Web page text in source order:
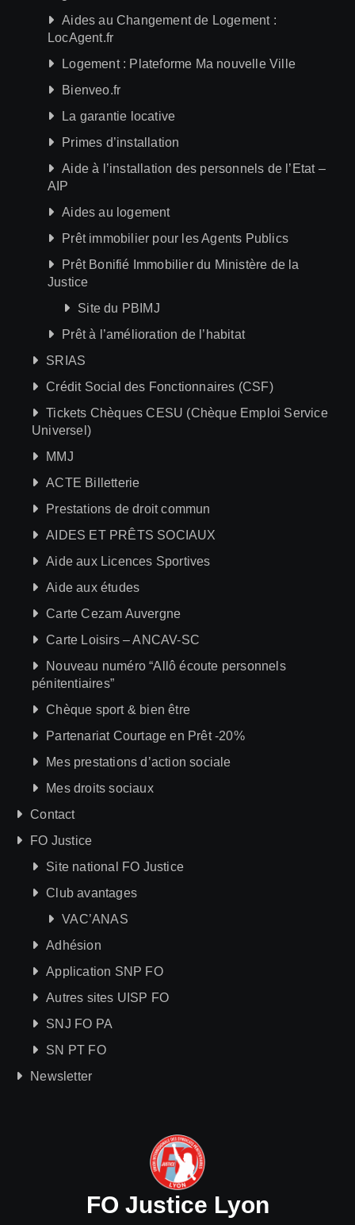
Aides au Changement de Logement :
LocAgent.fr
Logement : Plateforme Ma nouvelle Ville
Bienveo.fr
La garantie locative
Primes d’installation
Aide à l’installation des personnels de l’Etat –
AIP
Aides au logement
Prêt immobilier pour les Agents Publics
Prêt Bonifié Immobilier du Ministère de la
Justice
Site du PBIMJ
Prêt à l’amélioration de l’habitat
SRIAS
Crédit Social des Fonctionnaires (CSF)
Tickets Chèques CESU (Chèque Emploi Service
Universel)
MMJ
ACTE Billetterie
Prestations de droit commun
AIDES ET PRÊTS SOCIAUX
Aide aux Licences Sportives
Aide aux études
Carte Cezam Auvergne
Carte Loisirs – ANCAV-SC
Nouveau numéro “Allô écoute personnels
pénitentiaires”
Chèque sport & bien être
Partenariat Courtage en Prêt -20%
Mes prestations d’action sociale
Mes droits sociaux
Contact
FO Justice
Site national FO Justice
Club avantages
VAC’ANAS
Adhésion
Application SNP FO
Autres sites UISP FO
SNJ FO PA
SN PT FO
Newsletter
FO Justice Lyon